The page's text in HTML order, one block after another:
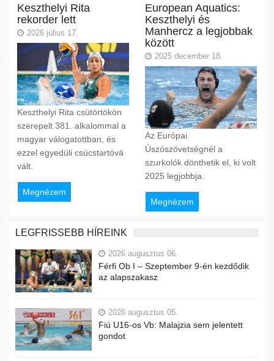
Keszthelyi Rita
rekorder lett
2026 július 17.
Keszthelyi Rita csütörtökön
szerepelt 381. alkalommal a
magyar válogatottban, és
ezzel egyedüli csúcstartóvá
vált.
Megnézem
European Aquatics:
Keszthelyi és
Manhercz a legjobbak
között
2025 december 18.
Az Európai
Úszószövetségnél a
szurkolók dönthetik el, ki volt
2025 legjobbja.
Megnézem
LEGFRISSEBB HÍREINK
2026 augusztus 06.
Férfi Ob I – Szeptember 9-én kezdődik
az alapszakasz
2026 augusztus 05.
Fiú U16-os Vb: Malajzia sem jelentett
gondot